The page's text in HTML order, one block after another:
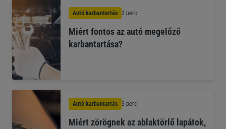
Autó karbantartás 3 perc
Miért fontos az autó megelőző
karbantartása?
Autó karbantartás 3 perc
Miért zörögnek az ablaktörlő lapátok,